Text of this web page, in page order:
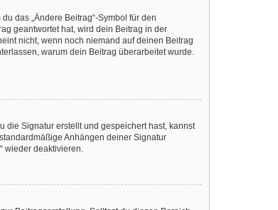
das „Ändere Beitrag“-Symbol für den
geantwortet hat, wird dein Beitrag in der
nicht, wenn noch niemand auf deinen Beitrag
warum dein Beitrag überarbeitet wurde.
die Signatur erstellt und gespeichert hast, kannst
Anhängen deiner Signatur
wieder deaktivieren.